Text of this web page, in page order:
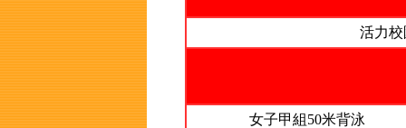
活力
女子甲組50米背泳